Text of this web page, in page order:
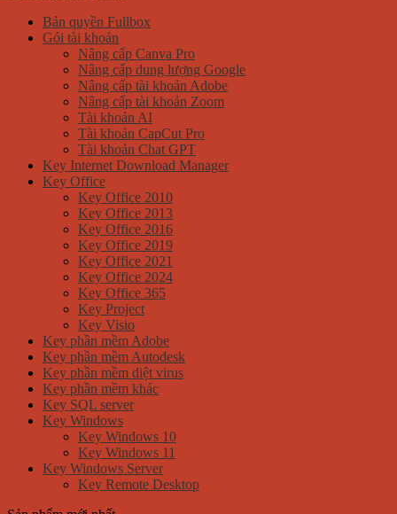
Bản quyền Fullbox
Gói tài khoản
Nâng cấp Canva Pro
Nâng cấp dung lượng Google
Nâng cấp tài khoản Adobe
Nâng cấp tài khoản Zoom
Tài khoản AI
Tài khoản CapCut Pro
Tài khoản Chat GPT
Key Internet Download Manager
Key Office
Key Office 2010
Key Office 2013
Key Office 2016
Key Office 2019
Key Office 2021
Key Office 2024
Key Office 365
Key Project
Key Visio
Key phần mềm Adobe
Key phần mềm Autodesk
Key phần mềm diệt virus
Key phần mềm khác
Key SQL server
Key Windows
Key Windows 10
Key Windows 11
Key Windows Server
Key Remote Desktop